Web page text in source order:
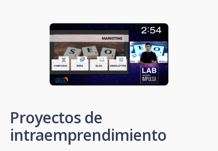
Proyectos de
intraemprendimiento